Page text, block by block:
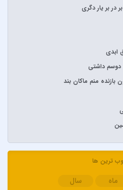
در بر یار دگری
داشتی
منم ماکان بند
ترین ها
ماه سال